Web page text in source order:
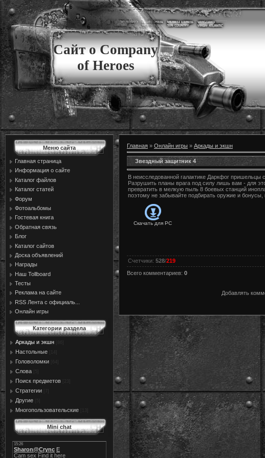
Сайт о Company
of Heroes
Меню сайта
Главная страница
Информация о сайте
Каталог файлов
Каталог статей
Форум
Фотоальбомы
Гостевая книга
Обратная связь
Блог
Каталог сайтов
Доска объявлений
Награды
Наш Tollboard
Тесты
Реклама на сайте
RSS Лента с официаль...
Онлайн игры
Категории раздела
Аркады и экшн
Настольные
Головоломки
Слова
Поиск предметов
Стратегии
Другие
Многопользовательские
Mini chat
Главная » Онлайн игры » Аркады и экшн
Звездный защитник 4
В неисследованной галактике Даркфог пришельцы
Разрушить планы врага под силу лишь вам - для
превратить в мелкую пыль 8 боевых станций
поэтому не забывайте подбирать оружие и
Скачать для PC
Счетчики: 528/219
Всего комментариев: 0
Добавлять